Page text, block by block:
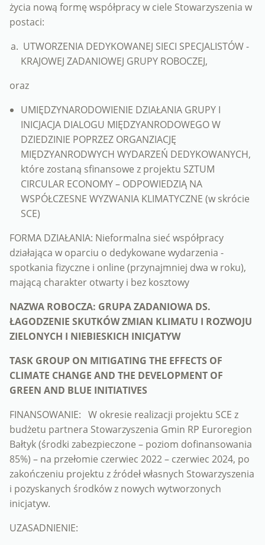
życia nową formę współpracy w ciele Stowarzyszenia w
postaci:
UTWORZENIA DEDYKOWANEJ SIECI SPECJALISTÓW -
KRAJOWEJ ZADANIOWEJ GRUPY ROBOCZEJ,
oraz
UMIĘDZYNARODOWIENIE DZIAŁANIA GRUPY I
INICJACJA DIALOGU MIĘDZYANRODOWEGO W
DZIEDZINIE POPRZEZ ORGANZIACJĘ
MIĘDZYANRODWYCH WYDARZEŃ DEDYKOWANYCH,
które zostaną sfinansowe z projektu SZTUM
CIRCULAR ECONOMY – ODPOWIEDZIĄ NA
WSPÓŁCZESNE WYZWANIA KLIMATYCZNE (w skrócie
SCE)
FORMA DZIAŁANIA: Nieformalna sieć współpracy
działająca w oparciu o dedykowane wydarzenia -
spotkania fizyczne i online (przynajmniej dwa w roku),
mającą charakter otwarty i bez kosztowy
NAZWA ROBOCZA: GRUPA ZADANIOWA DS.
ŁAGODZENIE SKUTKÓW ZMIAN KLIMATU I ROZWOJU
ZIELONYCH I NIEBIESKICH INICJATYW
TASK GROUP ON MITIGATING THE EFFECTS OF
CLIMATE CHANGE AND THE DEVELOPMENT OF
GREEN AND BLUE INITIATIVES
FINANSOWANIE: W okresie realizacji projektu SCE z
budżetu partnera Stowarzyszenia Gmin RP Euroregion
Bałtyk (środki zabezpieczone – poziom dofinansowania
85%) – na przełomie czerwiec 2022 – czerwiec 2024, po
zakończeniu projektu z źródeł własnych Stowarzyszenia
i pozyskanych środków z nowych wytworzonych
inicjatyw.
UZASADNIENIE: